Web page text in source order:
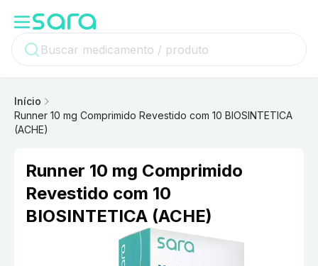
Início
Runner 10 mg Comprimido Revestido com 10 BIOSINTETICA
(ACHE)
Runner 10 mg Comprimido
Revestido com 10
BIOSINTETICA (ACHE)